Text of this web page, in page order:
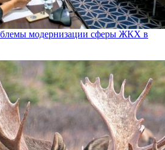
модернизации сферы ЖКХ в